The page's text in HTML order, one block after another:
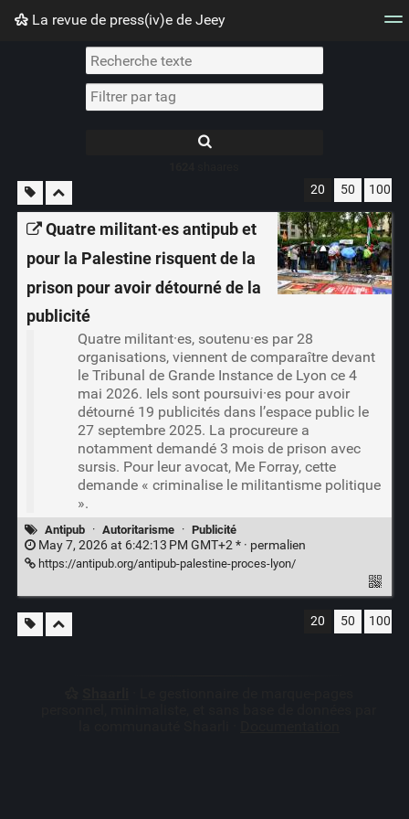
La revue de press(iv)e de Jeey
Nuage de tags Mur d'images
20 50 100
Quatre militant·es antipub et
pour la Palestine risquent de la
prison pour avoir détourné de la
publicité
Quatre militant·es, soutenu·es par 28
organisations, viennent de comparaître devant
le Tribunal de Grande Instance de Lyon ce 4
mai 2026. Iels sont poursuivi·es pour avoir
détourné 19 publicités dans l’espace public le
27 septembre 2025. La procureure a
notamment demandé 3 mois de prison avec
sursis. Pour leur avocat, Me Forray, cette
demande « criminalise le militantisme politique
».
Antipub · Autoritarisme · Publicité
May 7, 2026 at 6:42:13 PM GMT+2 * · permalien
https://antipub.org/antipub-palestine-proces-lyon/
20 50 100